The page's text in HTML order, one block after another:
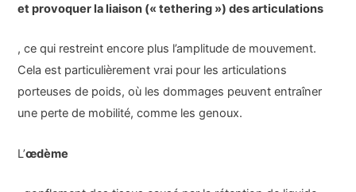
et provoquer la liaison (« tethering ») des articulations
, ce qui restreint encore plus l’amplitude de mouvement.
Cela est particulièrement vrai pour les articulations
porteuses de poids, où les dommages peuvent entraîner
une perte de mobilité, comme les genoux.
L’œdème